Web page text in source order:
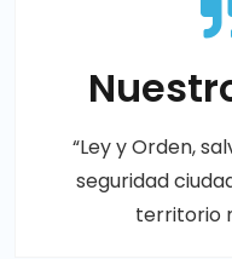
“Ley y Orden,
seguridad
territorio